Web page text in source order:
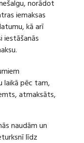
norādot
iemaksas
kā arī
iestāšanās
laikā pēc tam,
atmaksāts,
naudām un
līdz